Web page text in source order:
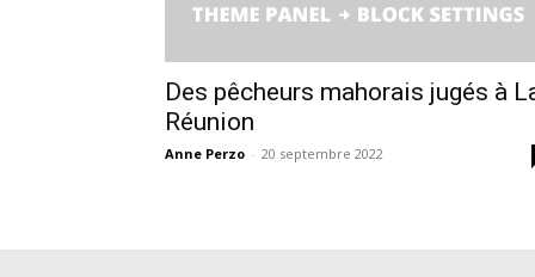
Des pêcheurs mahorais jugés à
Réunion
Anne Perzo - 20 septembre 2022